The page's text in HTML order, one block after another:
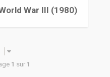
War III (1980)
1 sur 1